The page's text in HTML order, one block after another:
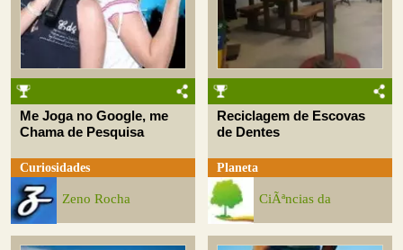
Me Joga no Google, me
Chama de Pesquisa
Curiosidades
Zeno Rocha
Reciclagem de Escovas
de Dentes
Planeta
CiÃªncias da